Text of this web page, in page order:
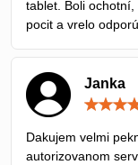
tablet. Boli
pocit a vrelo
Janka
Dakujem velmi
autorizovanom